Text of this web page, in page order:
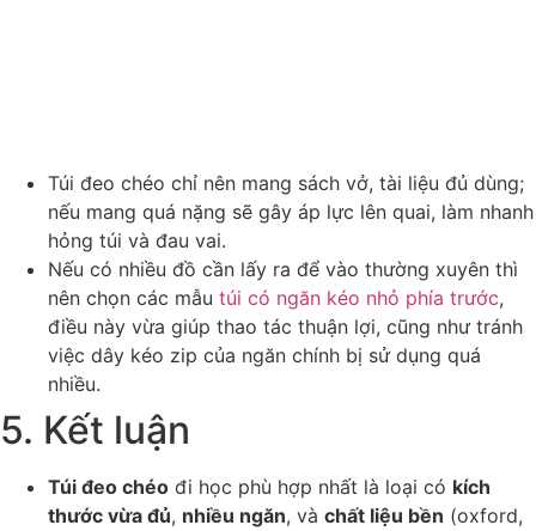
Túi đeo chéo chỉ nên mang sách vở, tài liệu đủ dùng;
nếu mang quá nặng sẽ gây áp lực lên quai, làm nhanh
hỏng túi và đau vai.
Nếu có nhiều đồ cần lấy ra để vào thường xuyên thì
nên chọn các mẫu túi có ngăn kéo nhỏ phía trước,
điều này vừa giúp thao tác thuận lợi, cũng như tránh
việc dây kéo zip của ngăn chính bị sử dụng quá
nhiều.
5. Kết luận
Túi đeo chéo đi học phù hợp nhất là loại có kích
thước vừa đủ, nhiều ngăn, và chất liệu bền (oxford,